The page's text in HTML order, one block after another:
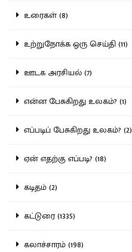
உரைகள் (8)
உற்றுநோக்க ஒரு செய்தி (11)
ஊடக அரசியல் (7)
என்ன பேசுகிறது உலகம்? (1)
எப்படிப் பேசுகிறது உலகம்? (2)
ஏன் எதற்கு எப்படி? (18)
கடிதம் (2)
கட்டுரை (1335)
கலாச்சாரம் (198)